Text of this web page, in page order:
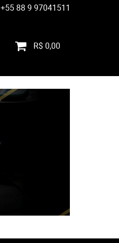
+55 88 9 97041511
R$ 0,00